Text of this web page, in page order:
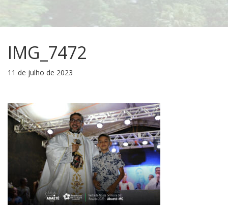
IMG_7472
11 de julho de 2023